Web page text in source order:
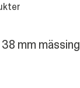
mm mässing